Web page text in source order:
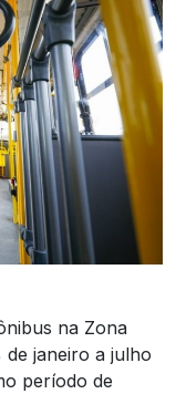
na Zona
de janeiro a julho
período de